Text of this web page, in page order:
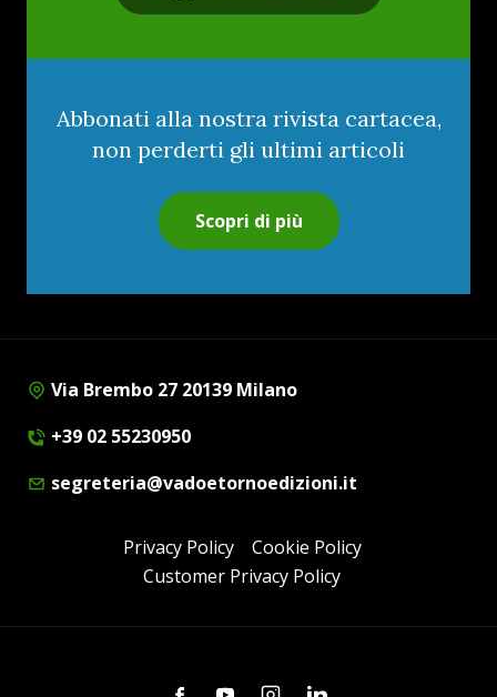
Abbonati alla nostra rivista cartacea,
non perderti gli ultimi articoli
Scopri di più
Via Brembo 27 20139 Milano
+39 02 55230950
segreteria@vadoetornoedizioni.it
Privacy Policy
Cookie Policy
Customer Privacy Policy